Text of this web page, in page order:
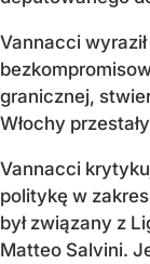
Vannacci
granicznej,
Włochy
Vannacci
politykę w
był związany z
Matteo Salvini.